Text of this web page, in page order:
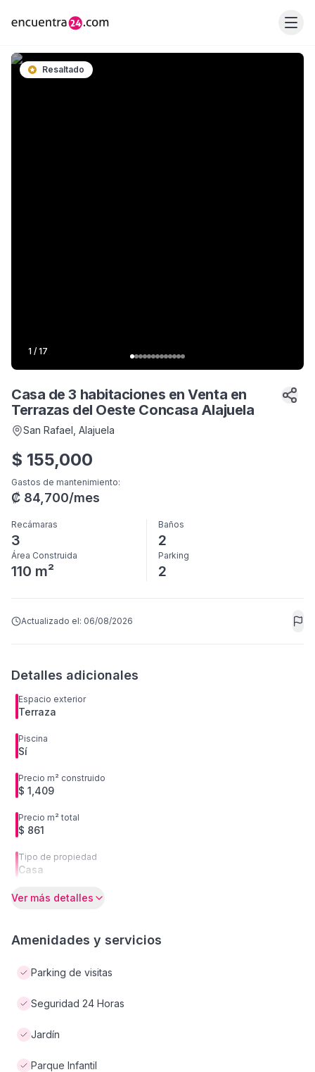
Resaltado
1 / 17
Casa de 3 habitaciones en Venta en
Terrazas del Oeste Concasa Alajuela
San Rafael , Alajuela
$ 155,000
Gastos de mantenimiento:
₡ 84,700/mes
Recámaras
3
Baños
2
Área Construida
110 m²
Parking
2
Actualizado el: 06/08/2026
Detalles adicionales
Espacio exterior
Terraza
Piscina
Sí
Precio m² construido
$ 1,409
Precio m² total
$ 861
Tipo de propiedad
Casa
Ver más detalles
Amenidades y servicios
Parking de visitas
Seguridad 24 Horas
Jardín
Parque Infantil